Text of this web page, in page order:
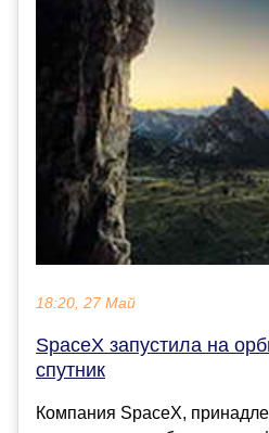
18:20, 27 Май
SpaceX запустила на
спутник
Компания SpaceX,